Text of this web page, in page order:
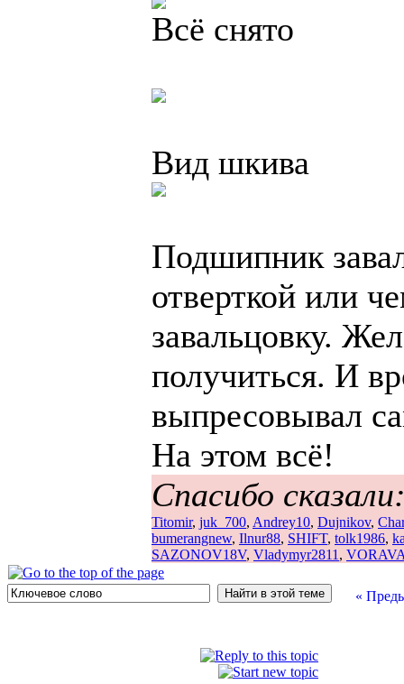
Всё снято
Вид шкива
Подшипник
отверткой или
завальцовку.
получиться. И
выпресовывал
На этом всё!
Спасибо
Titomir, juk_700, Andrey10, Dujnikov,
bumerangnew, Ilnur88, SHIFT, tolk1986,
SAZONOV18V, Vladymyr2811 ,
«